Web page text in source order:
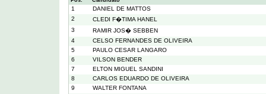
1
DANIEL DE MATTOS
2
CLEDI F�TIMA HANEL
3
RAMIR JOS� SEBBEN
4
CELSO FERNANDES DE OLIVEIRA
5
PAULO CESAR LANGARO
6
VILSON BENDER
7
ELTON MIGUEL SANDINI
8
CARLOS EDUARDO DE OLIVEIRA
9
WALTER FONTANA